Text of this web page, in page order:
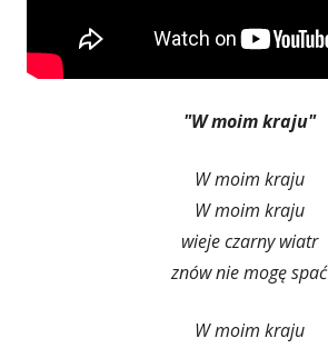
"W moim kraju"
W moim kraju
W moim kraju
wieje czarny wiatr
znów nie mogę spać
W moim kraju